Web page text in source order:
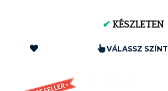
✔ KÉSZLETEN
VÁLASSZ SZÍNT